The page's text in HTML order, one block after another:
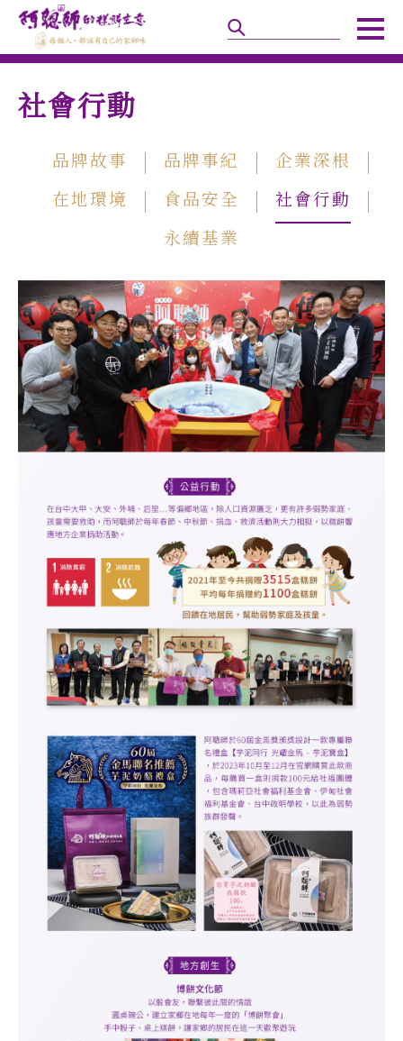
社會行動
品牌故事 品牌事紀
企業深根
在地環境
食品安全
社會行動
永續基業